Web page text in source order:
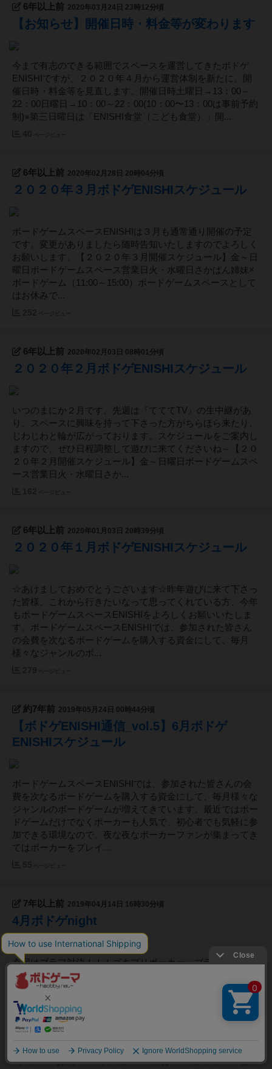
6年以上前 2020年03月24日 23時12分頃
【お知らせ】開催日時・料金等が変わります
今まで有志のできる範囲でスペースを運営してきたボドゲ
ENISHIですが、２０２０年４月から運営体制を新たに、開
催日時・料金等を見直します。開催日時土曜日→13：00～
22：00日曜日→10：00～22：00(10：00〜13：00は事前予約
制)※第三日曜日は「ENISHI食堂（こども食堂）」開...
6年以上前 2020年02月28日 20時04分頃
２０２０年３月ボドゲENISHIスケジュール
ボードゲームスペースENISHIは３月も通常通り開催の予定
です。変更がありましたら随時告知いたしますのでよろしく
お願いします。【２０２０年３月開催スケジュール】金～日
曜日ボードゲームスペース営業日火・水曜日さかぱん姉妹×
ボードゲーム（11:00～15:00）ボードゲームスペースとして
はお休みで...
6年以上前 2020年02月03日 08時01分頃
２０２０年２月ボドゲENISHIスケジュール
いつのまにか２月です、先週は『てててTV』の生中継があ
り、スペースに興味を持って下さった方がちらほら来たり、
じわじわと輪が広がっております。スケジュールをご案内し
ますので、ぜひ日程調整して遊びに来てくださいね～【２０
２０年２月開催スケジュール】金～日曜日ボードゲームスペ
ース営業日火・水曜日さか...
6年以上前 2020年01月03日 20時39分頃
２０２０年１月ボドゲENISHIスケジュール
☆あけましておめでとうございます☆昨年遊びに来て下さっ
た皆様、これから行きたいなって思ってくれている方、今年
もボードゲームスペースENISHIをよろしくお願いいたしま
す。ボードゲームスペースENISHIでは、参加された皆さん
の会費を次なるボードゲームを購入する資金にして、毎月
様々なジャンルのボ...
約7年前 2019年05月24日 00時44分頃
【ボドゲENISHI通信_vol.5】6月ボドゲ
ENISHIスケジュール
ボードゲームスペースENISHIでは、参加された皆さんの会
費を次なるボードゲームを購入する資金にして、毎月様々な
ジャンルのボードゲームが増えてきています。最近ではボー
ドゲームだけでなくポーカーも人気で、初心者でも気軽に参
加できる環境なので、夜な夜なポーカーファンが集まってき
てはポーカーをプレイ...
7年以上前 2019年04月14日 16時30分頃
4月ボドゲnight
今回はブラフ対決！！！ゴキプリポーカー、ブラフ、袋と金
貨で予選。予選を勝ち進んだ人が行ける薔薇とスカル！ドロ
ンジョは最初ゴキブリポーカーの卓からスタート。いつも一
緒にやっているせいか、今回はことごとく一茶に手を読まれ
何をやっても自分にカードが戻ってきてしまうという悲
劇。。。そんなに私の心は読ま...